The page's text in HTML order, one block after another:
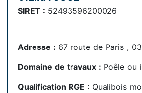
SIRET : 52493596200026
Adresse : 67 route de Paris ,
Domaine de travaux : Poêle ou
Qualification RGE : Qualibois